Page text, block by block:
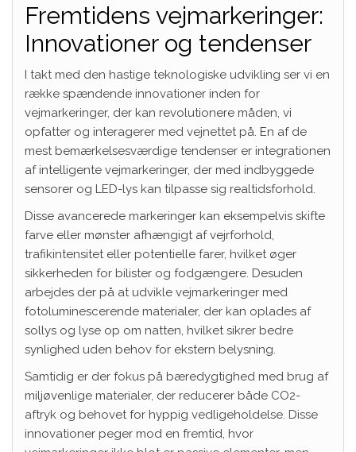
Fremtidens vejmarkeringer:
Innovationer og tendenser
I takt med den hastige teknologiske udvikling ser vi en
række spændende innovationer inden for
vejmarkeringer, der kan revolutionere måden, vi
opfatter og interagerer med vejnettet på. En af de
mest bemærkelsesværdige tendenser er integrationen
af intelligente vejmarkeringer, der med indbyggede
sensorer og LED-lys kan tilpasse sig realtidsforhold.
Disse avancerede markeringer kan eksempelvis skifte
farve eller mønster afhængigt af vejrforhold,
trafikintensitet eller potentielle farer, hvilket øger
sikkerheden for bilister og fodgængere. Desuden
arbejdes der på at udvikle vejmarkeringer med
fotoluminescerende materialer, der kan oplades af
sollys og lyse op om natten, hvilket sikrer bedre
synlighed uden behov for ekstern belysning.
Samtidig er der fokus på bæredygtighed med brug af
miljøvenlige materialer, der reducerer både CO2-
aftryk og behovet for hyppig vedligeholdelse. Disse
innovationer peger mod en fremtid, hvor